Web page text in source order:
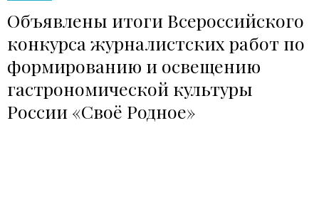
Объявлены итоги Всероссийского
конкурса журналистских работ по
формированию и освещению
гастрономической культуры
России «Своё Родное»